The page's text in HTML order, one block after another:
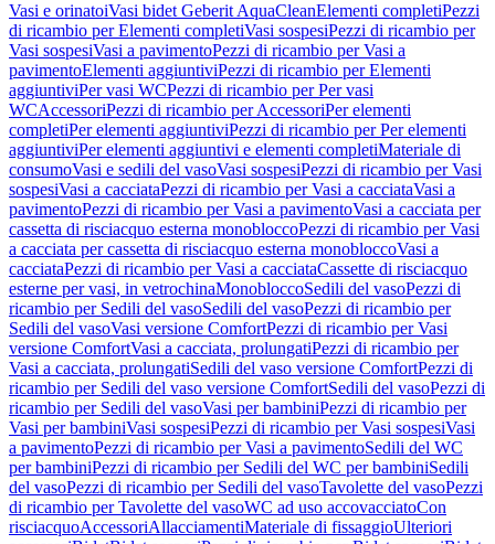
Vasi e orinatoiVasi bidet Geberit AquaCleanElementi completiPezzi
di ricambio per Elementi completiVasi sospesiPezzi di ricambio per
Vasi sospesiVasi a pavimentoPezzi di ricambio per Vasi a
pavimentoElementi aggiuntiviPezzi di ricambio per Elementi
aggiuntiviPer vasi WCPezzi di ricambio per Per vasi
WCAccessoriPezzi di ricambio per AccessoriPer elementi
completiPer elementi aggiuntiviPezzi di ricambio per Per elementi
aggiuntiviPer elementi aggiuntivi e elementi completiMateriale di
consumoVasi e sedili del vasoVasi sospesiPezzi di ricambio per Vasi
sospesiVasi a cacciataPezzi di ricambio per Vasi a cacciataVasi a
pavimentoPezzi di ricambio per Vasi a pavimentoVasi a cacciata per
cassetta di risciacquo esterna monobloccoPezzi di ricambio per Vasi
a cacciata per cassetta di risciacquo esterna monobloccoVasi a
cacciataPezzi di ricambio per Vasi a cacciataCassette di risciacquo
esterne per vasi, in vetrochinaMonobloccoSedili del vasoPezzi di
ricambio per Sedili del vasoSedili del vasoPezzi di ricambio per
Sedili del vasoVasi versione ComfortPezzi di ricambio per Vasi
versione ComfortVasi a cacciata, prolungatiPezzi di ricambio per
Vasi a cacciata, prolungatiSedili del vaso versione ComfortPezzi di
ricambio per Sedili del vaso versione ComfortSedili del vasoPezzi di
ricambio per Sedili del vasoVasi per bambiniPezzi di ricambio per
Vasi per bambiniVasi sospesiPezzi di ricambio per Vasi sospesiVasi
a pavimentoPezzi di ricambio per Vasi a pavimentoSedili del WC
per bambiniPezzi di ricambio per Sedili del WC per bambiniSedili
del vasoPezzi di ricambio per Sedili del vasoTavolette del vasoPezzi
di ricambio per Tavolette del vasoWC ad uso accovacciatoCon
risciacquoAccessoriAllacciamentiMateriale di fissaggioUlteriori